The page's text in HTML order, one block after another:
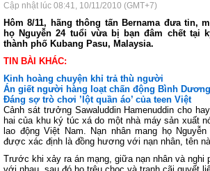
Cập nhật lúc 08:41, 10/11/2010 (GMT+7)
Hôm 8/11, hãng thông tấn Bernama đưa tin,
họ Nguyễn 24 tuổi vừa bị bạn đâm chết tại
thành phố Kubang Pasu, Malaysia.
TIN BÀI KHÁC:
Kinh hoàng chuyện khỉ trả thù người
Án giết người hàng loạt chấn động Bình Dương
Đáng sợ trò chơi ’lột quần áo’ của teen Việt
Cảnh sát trưởng Sawaluddin Hamenuddin cho
hai của khu ký túc xá do một nhà máy sản xuất
lao động Việt Nam. Nạn nhân mang họ
được xác định là đồng hương với nạn nhân, tên
Trước khi xảy ra án mạng, giữa nạn nhân và nghi